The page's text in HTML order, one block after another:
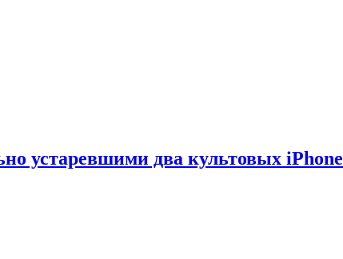
устаревшими два культовых iPhone